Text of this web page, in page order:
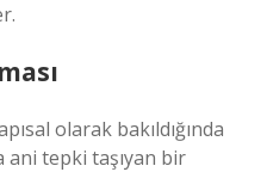
olarak bakıldığında
ani tepki taşıyan bir